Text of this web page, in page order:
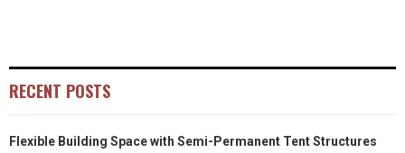
RECENT POSTS
Flexible Building Space with Semi-Permanent Tent Structures